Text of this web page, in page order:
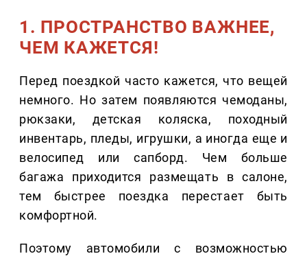
1. ПРОСТРАНСТВО ВАЖНЕЕ,
ЧЕМ КАЖЕТСЯ!
Перед поездкой часто кажется, что вещей
немного. Но затем появляются чемоданы,
рюкзаки, детская коляска, походный
инвентарь, пледы, игрушки, а иногда еще и
велосипед или сапборд. Чем больше
багажа приходится размещать в салоне,
тем быстрее поездка перестает быть
комфортной.
Поэтому автомобили с возможностью